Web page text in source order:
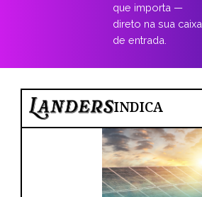
que importa —
direto na sua caixa
de entrada.
INDICA